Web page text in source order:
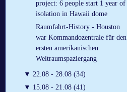
project: 6 people start 1 year of
isolation in Hawaii dome
Raumfahrt-History - Houston
war Kommandozentrale für den
ersten amerikanischen
Weltraumspaziergang
▼ 22.08 - 28.08 (34)
▼ 15.08 - 21.08 (41)